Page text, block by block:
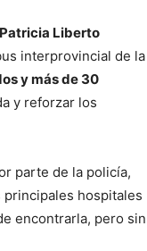
Patricia Liberto
interprovincial de la
y más de 30
y reforzar los
parte de la policía,
principales hospitales
encontrarla, pero sin